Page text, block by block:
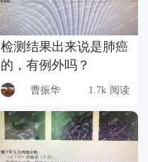
检测结果出来说是肺癌
的，有例外吗？
曹振华 1.7k 阅读